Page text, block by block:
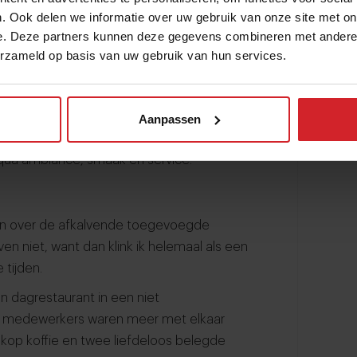
Ook delen we informatie over uw gebruik van onze site met
Deze partners kunnen deze gegevens combineren met
op basis van uw gebruik van hun services.
Aanpassen
uit de koelvitrine bij een tankstation
bakje voor de garnituur en saus.
waren papperig door
is bedoeld? Ben je op een
in een echt restaurant tegen
ambiance, smaak én service.
over de afkalvende toegevoegde
niet, want dan klink ik helemaal als een
tijden.
dagrestaurant in een niet
waren meer met elkaar
koffie en twee liefdeloos belegde